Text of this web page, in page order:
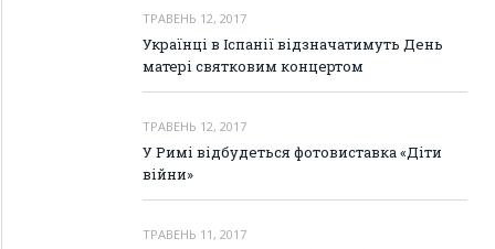
ТРАВЕНЬ 12, 2017
Українці в Іспанії відзначатимуть День
матері святковим концертом
ТРАВЕНЬ 12, 2017
У Римі відбудеться фотовиставка «Діти
війни»
ТРАВЕНЬ 11, 2017